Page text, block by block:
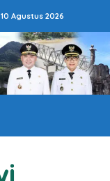
Agustus 2026